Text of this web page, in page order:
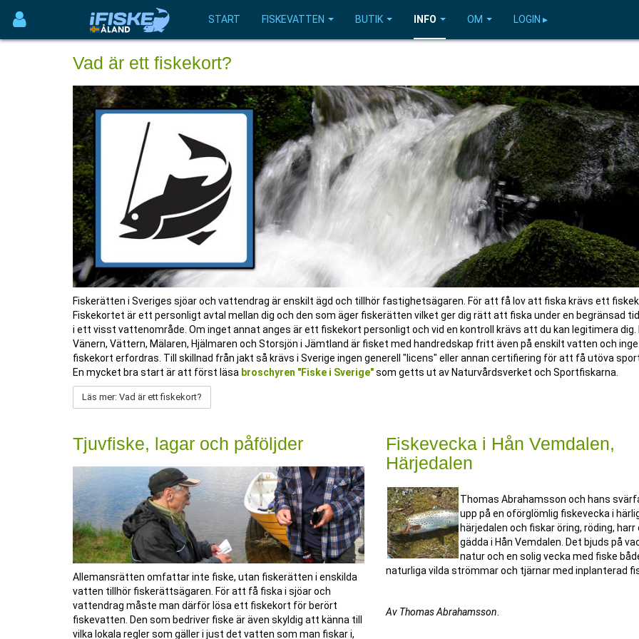
START FISKEVATTEN BUTIK INFO OM LOGIN ▸
Vad är ett fiskekort?
Fiskerätten i Sveriges sjöar och vattendrag är enskilt ägd och tillhör fastighetsägaren. För att få lov att fiska krävs ett
Fiskekortet är ett personligt avtal mellan dig och den som äger fiskerätten vilket ger dig rätt att fiska under en begränsad
i ett visst vattenområde. Om inget annat anges är ett fiskekort personligt och vid en kontroll krävs att du kan legitimera dig. I
Vänern, Vättern, Mälaren, Hjälmaren och Storsjön i Jämtland är fisket med handredskap fritt även på enskilt vatten och
fiskekort erfordras. Till skillnad från jakt så krävs i Sverige ingen generell "licens" eller annan certifiering för att få utöva
En mycket bra start är att först läsa broschyren "Fiske i Sverige"som getts ut av Naturvårdsverket och Sportfiskarna.
Läs mer: Vad är ett fiskekort?
Tjuvfiske, lagar och påföljder
Allemansrätten omfattar inte fiske, utan fiskerätten i enskilda
vatten tillhör fiskerättsägaren. För att få fiska i sjöar och
vattendrag måste man därför lösa ett fiskekort för berört
fiskevatten. Den som bedriver fiske är även skyldig att känna till
vilka lokala regler som gäller i just det vatten som man fiskar i,
Fiskevecka i Hån Vemdalen,
Härjedalen
Thomas Abrahamsson och hans
upp på en oförglömlig fiskevecka i
härjedalen och fiskar öring, röding, harr
gädda i Hån Vemdalen. Det bjuds på
natur och en solig vecka med fiske
naturliga vilda strömmar och tjärnar med inplanterad
Av Thomas Abrahamsson